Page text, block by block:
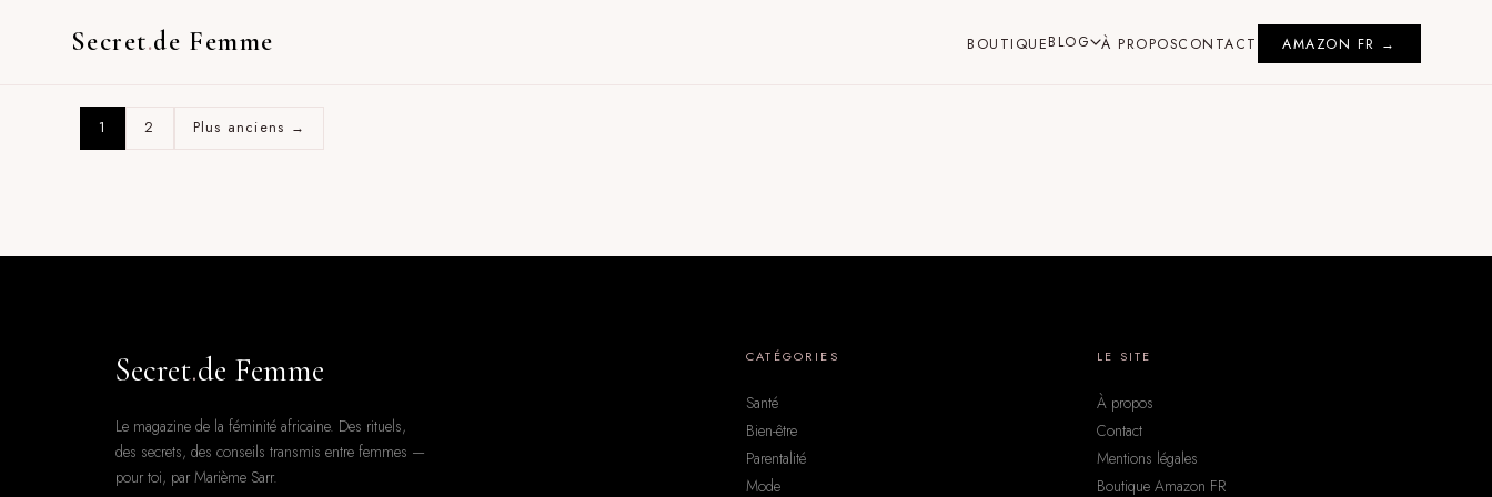
Secret.de Femme BOUTIQUEBLOG À PROPOSCONTACT AMAZON FR →
1 2 Plus anciens →
Secret.de Femme
Le magazine de la féminité africaine. Des rituels,
des secrets, des conseils transmis entre femmes —
pour toi, par Marième Sarr.
CATÉGORIES
Santé
Bien-être
Parentalité
Mode
LE SITE
À propos
Contact
Mentions légales
Boutique Amazon FR